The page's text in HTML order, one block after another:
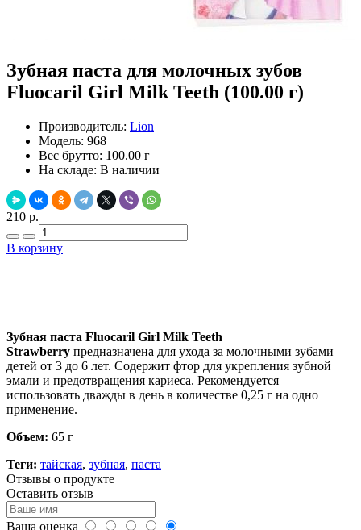
Зубная паста для молочных зубов
Fluocaril Girl Milk Teeth (100.00 г)
Производитель: Lion
Модель: 968
Вес брутто: 100.00 г
На складе: В наличии
210 р.
В корзину
Зубная паста Fluocaril Girl Milk Teeth
Strawberry предназначена для ухода за молочными зубами
детей от 3 до 6 лет. Содержит фтор для укрепления зубной
эмали и предотвращения кариеса. Рекомендуется
использовать дважды в день в количестве 0,25 г на одно
применение.
Объем: 65 г
Теги: тайская, зубная, паста
Отзывы о продукте
Оставить отзыв
Ваша оценка